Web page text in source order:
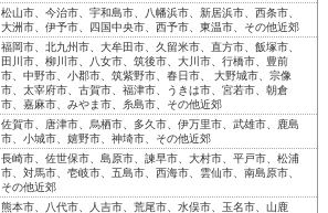
松山市、今治市、宇和島市、八幡浜市、新居浜市、西条市、
大洲市、伊予市、四国中央市、西予市、東温市、その他近郊
福岡市、北九州市、大牟田市、久留米市、直方市、飯塚市、
田川市、柳川市、八女市、筑後市、大川市、行橋市、豊前
市、中野市、小郡市、筑紫野市、春日市、 大野城市、宗像
市、太宰府市、古賀市、福津市、うきは市、宮若市、朝倉
市、嘉麻市、みやま市、糸島市、その他近郊
佐賀市、唐津市、烏栖市、多久市、伊万里市、武雄市、鹿島
市、小城市、嬉野市、神埼市、その他近郊
長崎市、佐世保市、島原市、諫早市、大村市、平戸市、松浦
市、対馬市、壱岐市、五島市、西海市、雲仙市、南島原市、
その他近郊
熊本市、八代市、人吉市、荒尾市、水俣市、玉名市、山鹿